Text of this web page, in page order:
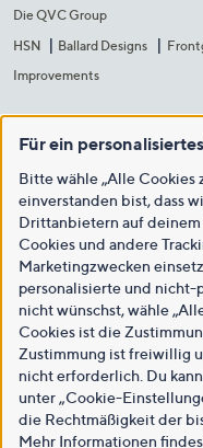
Die QVC Group
HSN
Ballard Designs
Improvements
Für ein
Bitte wähle „Alle Cookies
einverstanden bist, dass
Drittanbietern auf
Cookies und andere
Marketingzwecken
personalisierte und nicht-
nicht wünschst, wähle
Cookies ist die
Zustimmung ist freiwillig
nicht erforderlich. Du
unter „Cookie-
die Rechtmäßigkeit der
Mehr Informationen